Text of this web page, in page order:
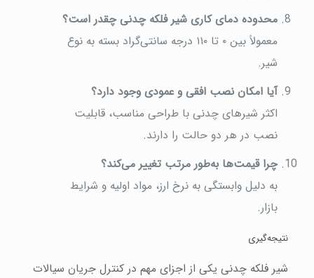
محدوده دمای کاری شیر فلکه چدنی چقدر است؟
معمولاً بین ۰ تا ۱۱۰ درجه سانتی‌گراد بسته به نوع
شیر.
آیا امکان نصب افقی و عمودی وجود دارد؟
اکثر شیرهای چدنی با طراحی مناسب، قابلیت
نصب در هر دو حالت را دارند.
چرا قیمت‌ها به‌طور مرتب تغییر می‌کند؟
به دلیل وابستگی به نرخ ارز، مواد اولیه و شرایط
بازار.
نتیجه‌گیری
شیر فلکه چدنی یکی از اجزای مهم در کنترل جریان سیالات